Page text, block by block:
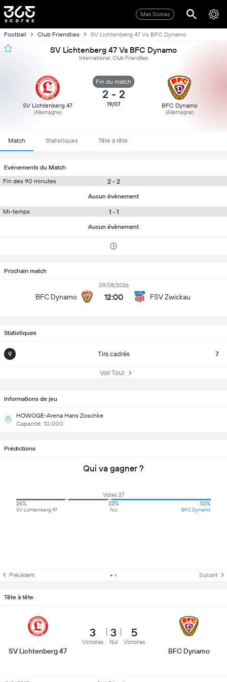
Mes Scores
Football Club Friendlies SV Lichtenberg 47 Vs BFC Dynamo
SV Lichtenberg 47 Vs BFC Dynamo
International, Club Friendlies
SV Lichtenberg 47
(Allemagne)
Fin du match
2 - 2
19/07 BFC Dynamo
(Allemagne)
Match Statistiques Tête à tête
Evénements du Match
Fin des 90 minutes
2 - 2
Aucun évènement
Mi-temps 1 - 1
Aucun évènement
Prochain match
BFC Dynamo
09/08/2026
12:00 FSV Zwickau
Statistiques
9 Tirs cadrés 7
Voir Tout
Informations de jeu
HOWOGE-Arena Hans Zoschke
Capacité: 10,000
Prédictions
Qui va gagner ?
Votes 27
26%
SV Lichtenberg 47
22%
Nul
52%
BFC Dynamo
Précédent Suivant
Tête à tête
SV Lichtenberg 47
3
Victoires
3
Nul
5
Victoires
BFC Dynamo